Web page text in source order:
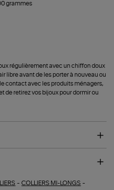
grammes
régulièrement avec un chiffon doux
libre avant de les porter à nouveau ou
contact avec les produits ménagers,
de retirez vos bijoux pour dormir ou
-COLLIERS MI-LONGS -